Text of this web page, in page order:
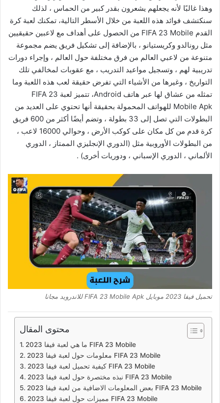
وهذا غالبًا لأنه يجعلهم يشعرون بقدر كبير من الحماس ، لذلك
سنكتشف فوائد هذه اللعبة من خلال الأسطر التالية، تمكنك لعبة كرة
القدم FIFA 23 Mobile من الحصول على أهداف مع لاعبين حقيقيين
مثل رونالدو وكريستيانو ، بالإضافة إلى تشكيل فريق يضم مجموعة
متنوعة من لاعبي العالم من فرق مختلفة حول العالم ، وإجراء دورات
تدريبية لهم ، وتسجيل مواعيد التدريب ، مع عقوبات لمخالفي تلك
التواريخ ، وغيرها من الأشياء التي تفرض حقيقة لعب هذه اللعبة وما
تمثله من عشاق لها عبر هاتف Android، تتميز لعبة FIFA 23
Mobile Apk للهواتف المحمولة بحقيقة أنها تحتوي على العديد من
البطولات التي تصل إلى 33 بطولة ، وتضم أيضًا أكثر من 600 فريق
كرة قدم من كل مكان على كوكب الأرض ، وحوالي 16000 لاعب ،
من البطولات الأوروبية مثل (الدوري الإنجليزي الممتاز ، الدوري
الألماني ، الدوري الإسباني ، ودوريات أخرى) .
تحميل فيفا 2023 موبايل FIFA 23 Mobile Apk للاندرويد مجانا
محتوى المقال
ما هي لعبة فيفا 2023 FIFA 23 Mobile
معلومات حول لعبة فيفا 2023 FIFA 23 Mobile
كيفية تحميل لعبة فيفا 2023 FIFA 23 Mobile
نبذه مختصرة حول لعبة فيفا 2023 FIFA 23 Mobile
بعض المعلومات الاضافية من لعبة فيفا 2023 FIFA 23 Mobile
مميزات حول لعبة فيفا 2023 FIFA 23 Mobile